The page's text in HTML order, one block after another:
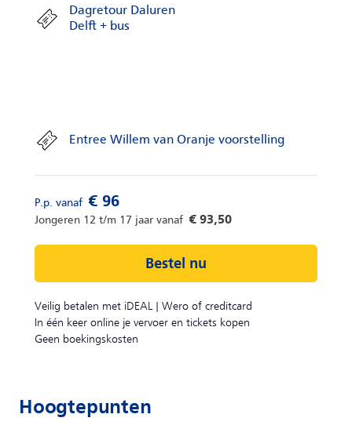
Dagretour Daluren
Delft + bus
Entree Willem van Oranje voorstelling
Bestel nu
Veilig betalen met iDEAL | Wero of creditcard
In één keer online je vervoer en tickets kopen
Geen boekingskosten
Hoogtepunten